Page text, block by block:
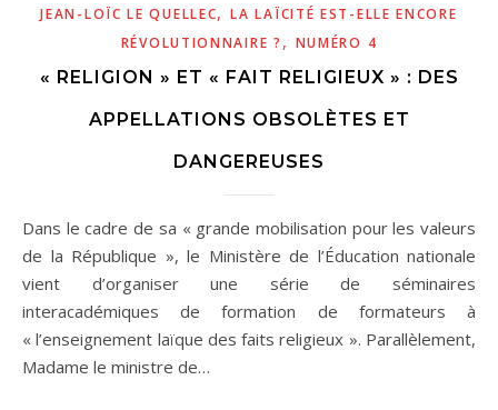
JEAN-LOÏC LE QUELLEC,LA LAÏCITÉ EST-ELLE ENCORE
RÉVOLUTIONNAIRE ? , NUMÉRO 4
« RELIGION » ET « FAIT RELIGIEUX » : DES
APPELLATIONS OBSOLÈTES ET
DANGEREUSES
Dans le cadre de sa « grande mobilisation pour les valeurs
de la République », le Ministère de l’Éducation nationale
vient d’organiser une série de séminaires
interacadémiques de formation de formateurs à
« l’enseignement laïque des faits religieux ». Parallèlement,
Madame le ministre de…